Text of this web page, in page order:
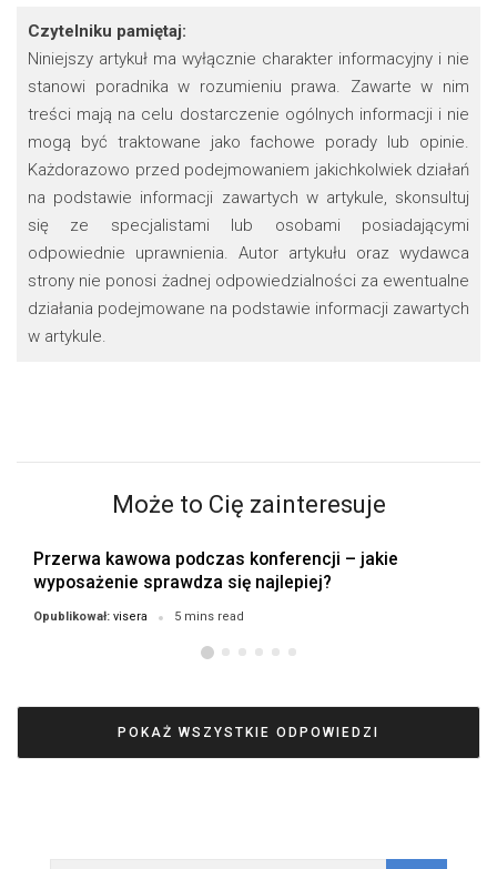
Czytelniku pamiętaj:
Niniejszy artykuł ma wyłącznie charakter informacyjny i nie
stanowi poradnika w rozumieniu prawa. Zawarte w nim
treści mają na celu dostarczenie ogólnych informacji i nie
mogą być traktowane jako fachowe porady lub opinie.
Każdorazowo przed podejmowaniem jakichkolwiek działań
na podstawie informacji zawartych w artykule, skonsultuj
się ze specjalistami lub osobami posiadającymi
odpowiednie uprawnienia. Autor artykułu oraz wydawca
strony nie ponosi żadnej odpowiedzialności za ewentualne
działania podejmowane na podstawie informacji zawartych
w artykule.
Może to Cię zainteresuje
Przerwa kawowa podczas konferencji – jakie
wyposażenie sprawdza się najlepiej?
Opublikował: visera 5 mins read
POKAŻ WSZYSTKIE ODPOWIEDZI